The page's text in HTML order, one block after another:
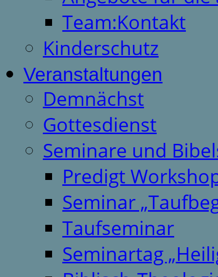
Team:Kontakt
Kinderschutz
Veranstaltungen
Demnächst
Gottesdienst
Seminare und
Predigt
Seminar
Taufseminar
Seminartag